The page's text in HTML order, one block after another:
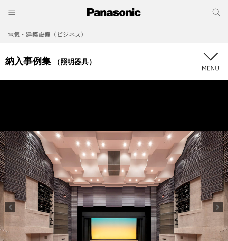
電気・建築設備（ビジネス）
納入事例集 （照明器具）